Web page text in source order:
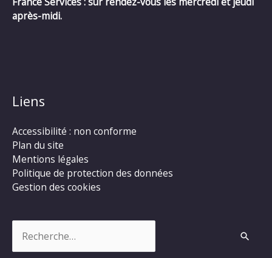
après-midi.
Liens
Accessibilité : non conforme
Plan du site
Mentions légales
Politique de protection des données
Gestion des cookies